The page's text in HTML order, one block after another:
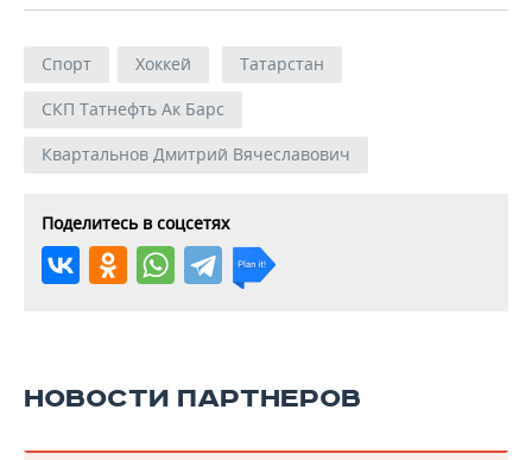
Спорт Хоккей
Татарстан
СКП Татнефть Ак Барс
Квартальнов Дмитрий Вячеславович
Поделитесь в соцсетях
НОВОСТИ ПАРТНЕРОВ